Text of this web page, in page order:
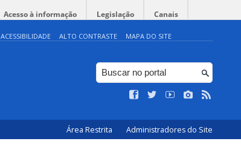
Acesso à informação Legislação Canais
ACESSIBILIDADE ALTO CONTRASTE MAPA DO SITE
Área Restrita Administradores do Site